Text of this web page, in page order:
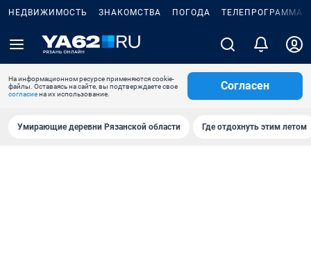
НЕДВИЖИМОСТЬ ЗНАКОМСТВА ПОГОДА ТЕЛЕПРОГРАММА
На информационном ресурсе применяются cookie-
файлы. Оставаясь на сайте, вы подтверждаете свое
согласиена их использование.
Согласен
Умирающие деревни Рязанской области Где отдохнуть этим летом